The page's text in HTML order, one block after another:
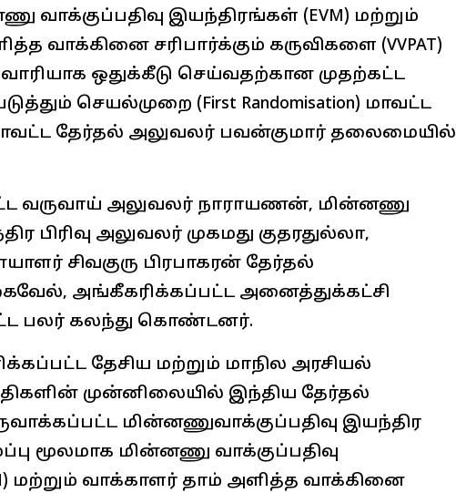
வாக்குப்பதிவு இயந்திரங்கள் (EVM) மற்றும்
வாக்கினை சரிபார்க்கும் கருவிகளை (VVPAT)
ஒதுக்கீடு செய்வதற்கான முதற்கட்ட
செயல்முறை (First Randomisation) மாவட்ட
தேர்தல் அலுவலர் பவன்குமார் தலைமையில்
வருவாய் அலுவலர் நாராயணன், மின்னணு
பிரிவு அலுவலர் முகமது குதரதுல்லா,
சிவகுரு பிரபாகரன் தேர்தல்
அங்கீகரிக்கப்பட்ட அனைத்துக்கட்சி
பலர் கலந்து கொண்டனர்.
தேசிய மற்றும் மாநில அரசியல்
முன்னிலையில் இந்திய தேர்தல்
மின்னணுவாக்குப்பதிவு இயந்திர
மூலமாக மின்னணு வாக்குப்பதிவு
மற்றும் வாக்காளர் தாம் அளித்த வாக்கினை